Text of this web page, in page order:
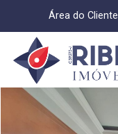
Área do Cliente